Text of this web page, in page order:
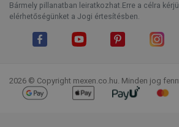
Bármely pillanatban leiratkozhat.Erre a célra
elérhetőségünket a Jogi értesítésben.
2026 © Copyright mexen.co.hu. Minden jog